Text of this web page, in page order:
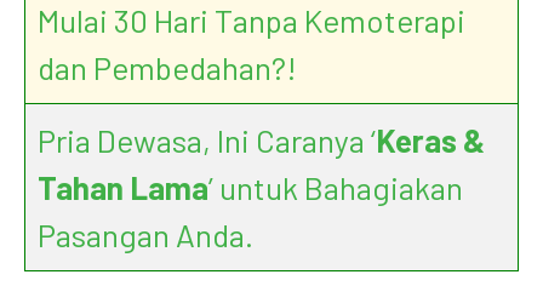
Mulai 30 Hari Tanpa Kemoterapi
dan Pembedahan?!
Pria Dewasa, Ini Caranya ‘Keras &
Tahan Lama’ untuk Bahagiakan
Pasangan Anda.